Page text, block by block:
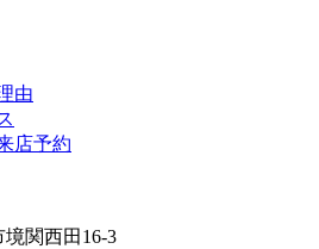
由
店予約
関西田16-3